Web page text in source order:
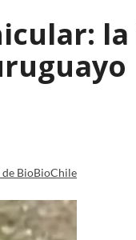
BioBioChile